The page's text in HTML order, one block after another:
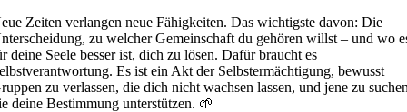
Zeiten verlangen neue Fähigkeiten. Das wichtigste davon: Die
zu welcher Gemeinschaft du gehören willst – und wo
deine Seele besser ist, dich zu lösen. Dafür braucht es
Es ist ein Akt der Selbstermächtigung, bewusst
zu verlassen, die dich nicht wachsen lassen, und jene zu
deine Bestimmung unterstützen. 🌱